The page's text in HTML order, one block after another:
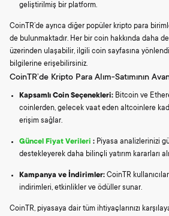
geliştirilmiş bir platform.
CoinTR’de ayrıca diğer popüler kripto para
de bulunmaktadır. Her bir coin hakkında daha
üzerinden ulaşabilir, ilgili coin sayfasına
bilgilerine erişebilirsiniz.
CoinTR’de Kripto Para Alım-Satımının
Kapsamlı Coin Seçenekleri: Bitcoin ve
coinlerden, gelecek vaat eden altcoinlere
erişim sağlar.
Güncel Fiyat Verileri : Piyasa analizlerinizi
destekleyerek daha bilinçli yatırım kararları
Kampanya ve İndirimler: CoinTR
indirimleri, etkinlikler ve ödüller sunar.
CoinTR, piyasaya dair tüm ihtiyaçlarınızı